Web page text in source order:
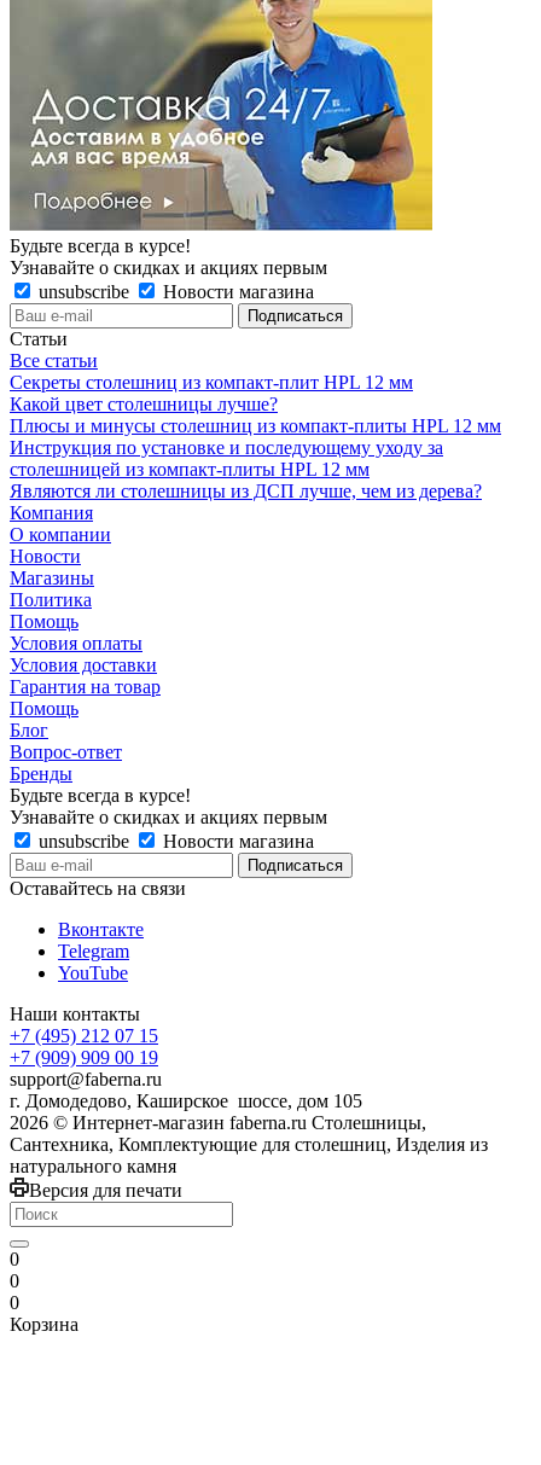
Будьте всегда в курсе!
Узнавайте о скидках и акциях первым
unsubscribe
Новости магазина
Статьи
Все статьи
Секреты столешниц из компакт-плит HPL 12 мм
Какой цвет столешницы лучше?
Плюсы и минусы столешниц из компакт-плиты HPL 12 мм
Инструкция по установке и последующему уходу за
столешницей из компакт-плиты HPL 12 мм
Являются ли столешницы из ДСП лучше, чем из дерева?
Компания
О компании
Новости
Магазины
Политика
Помощь
Условия оплаты
Условия доставки
Гарантия на товар
Помощь
Блог
Вопрос-ответ
Бренды
Будьте всегда в курсе!
Узнавайте о скидках и акциях первым
unsubscribe
Новости магазина
Оставайтесь на связи
Вконтакте
Telegram
YouTube
Наши контакты
+7 (495) 212 07 15
+7 (909) 909 00 19
support@faberna.ru
г. Домодедово, Каширское шоссе, дом 105
2026 © Интернет-магазин faberna.ru Столешницы,
Сантехника, Комплектующие для столешниц, Изделия из
натурального камня
Версия для печати
0
0
0
Корзина